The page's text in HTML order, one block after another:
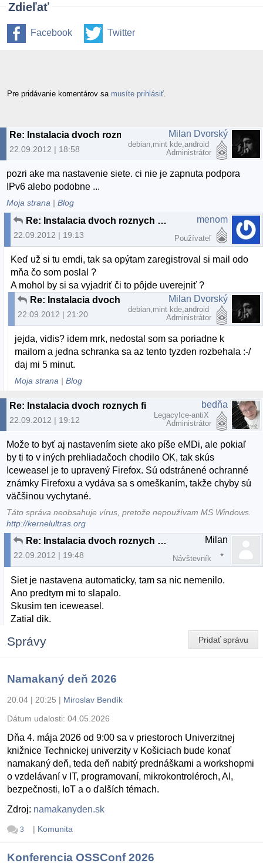
Zdieľať
Facebook Twitter
Pre pridávanie komentárov sa musíte prihlásiť
22.09.2012 | 18:58
Milan Dvorský
debian,mint kde,android
Administrátor
pozri ake ma nastavenie siete. ci nie je zapnuta podpora
IPv6 alebo podobne ...
Moja strana |Blog
Re: Instalacia dvoch roznych firefoxov
22.09.2012 | 19:13
menom
Používateľ
Keď už si tu emdi, tak sa opýtam zaregistroval si mail odo
mňa čo som poslal ?
A mohol by si sa vyjadriť či to pôjde uverejniť ?
22.09.2012 | 21:20
Milan Dvorský
debian,mint kde,android
Administrátor
jejda, vidis? idem mrk, nedostal som sa poriadne k
mailom a jedna schranka sa az tento tyzden rozbehala :-/
daj mi 5 minut.
Moja strana |Blog
22.09.2012 | 19:12
bedňa
LegacyIce-antiX
Administrátor
Može to byť aj nastavením siete ako píše eMDi, ale pokiaľ
by ti to v iných prehliadačoch chodilo OK, tak skús
Iceweasel je to upravený Firefox. Sú odstránené ochranné
známky Firefoxu a vydáva sa s omeškaním, takže chyby sú
väčšinou vychytané.
Táto správa neobsahuje vírus, pretože nepoužívam MS Windows.
http://kernelultras.org
Re: Instalacia dvoch roznych firefoxov
22.09.2012 | 19:48
Milan
Návštevník
Siet je nastavena automaticky, tam sa nic nemenilo.
Ano predtym mi to slapalo.
Skusim ten iceweasel.
Zatial dik.
Pridať správu
Správy
Namakaný deň 2026
20.04 | 20:25 | Miroslav Bendík
Dátum udalosti: 04.05.2026
Dňa 4. mája 2026 od 9:00 sa v priestoroch Univerzitnej
knižnice Technickej univerzity v Košiciach bude konať
namakaný deň, teda deň nabitý prednáškami a workshopmi
o vzdelávaní v IT, programovaní, mikrokontroléroch, AI,
bezpečnosti, IoT a o ďalších témach.
Zdroj: namakanyden.sk
3 | Komunita
Konferencia OSSConf 2026